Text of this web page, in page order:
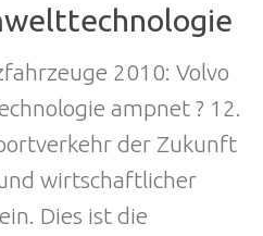
2010: Volvo
ampnet ? 12.
der Zukunft
wirtschaftlicher
Dies ist die